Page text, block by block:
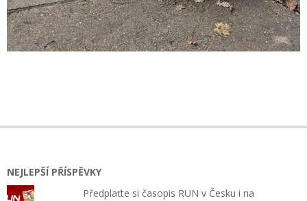
NEJLEPŠÍ PŘÍSPĚVKY
Předplaťte si časopis RUN v Česku i na